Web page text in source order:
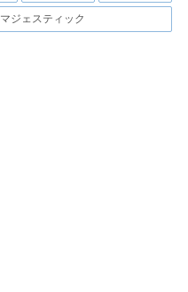
マジェスティック